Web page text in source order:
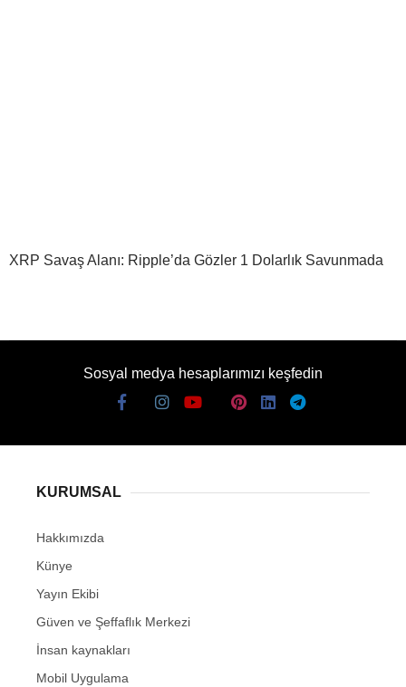
XRP Savaş Alanı: Ripple’da Gözler 1 Dolarlık Savunmada
Sosyal medya hesaplarımızı keşfedin
KURUMSAL
Hakkımızda
Künye
Yayın Ekibi
Güven ve Şeffaflık Merkezi
İnsan kaynakları
Mobil Uygulama